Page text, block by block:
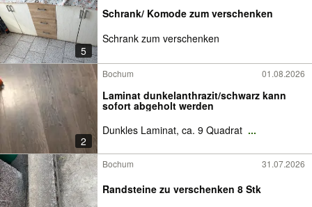
5
Schrank/ Komode zum verschenken
Schrank zum verschenken
2
Bochum 01.08.2026
Laminat dunkelanthrazit/schwarz kann
sofort abgeholt werden
Dunkles Laminat, ca. 9 Quadrat ...
Bochum 31.07.2026
Randsteine zu verschenken 8 Stk